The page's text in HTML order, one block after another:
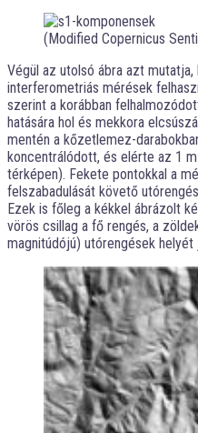
(Modified Copernicus
Végül az utolsó ábra azt
interferometriás mérések
szerint a korábban
hatására hol és mekkora
mentén a kőzetlemez-
koncentrálódott, és elérte az 1
térképen). Fekete pontokkal a
felszabadulását követő
Ezek is főleg a kékkel ábrázolt
vörös csillag a fő rengés, a
magnitúdójú) utórengések helyét